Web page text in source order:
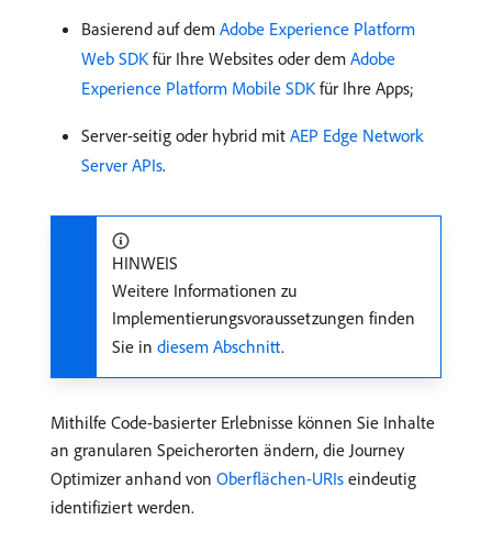
Basierend auf dem Adobe Experience Platform
Web SDK für Ihre Websites oder dem Adobe
Experience Platform Mobile SDK für Ihre Apps;
Server-seitig oder hybrid mit AEP Edge Network
Server APIs.
HINWEIS
Weitere Informationen zu
Implementierungsvoraussetzungen finden
Sie in diesem Abschnitt.
Mithilfe Code-basierter Erlebnisse können Sie Inhalte
an granularen Speicherorten ändern, die Journey
Optimizer anhand von Oberflächen-URIs eindeutig
identifiziert werden.